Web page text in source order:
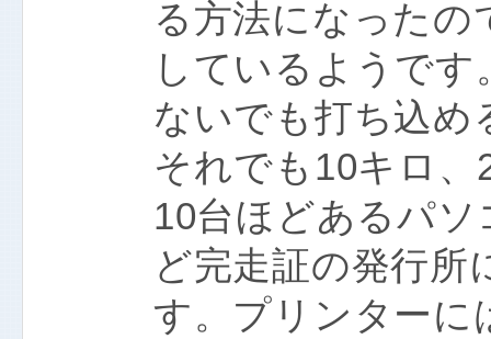
る方法になったの
しているようで
ないでも打ち込め
それでも10キロ
10台ほどあるパ
ど完走証の発行所
す。プリンターに